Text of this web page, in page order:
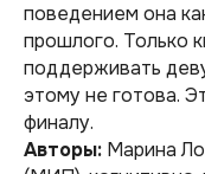
поведением она
прошлого. Только
поддерживать
этому не готова.
финалу.
Авторы: Марина